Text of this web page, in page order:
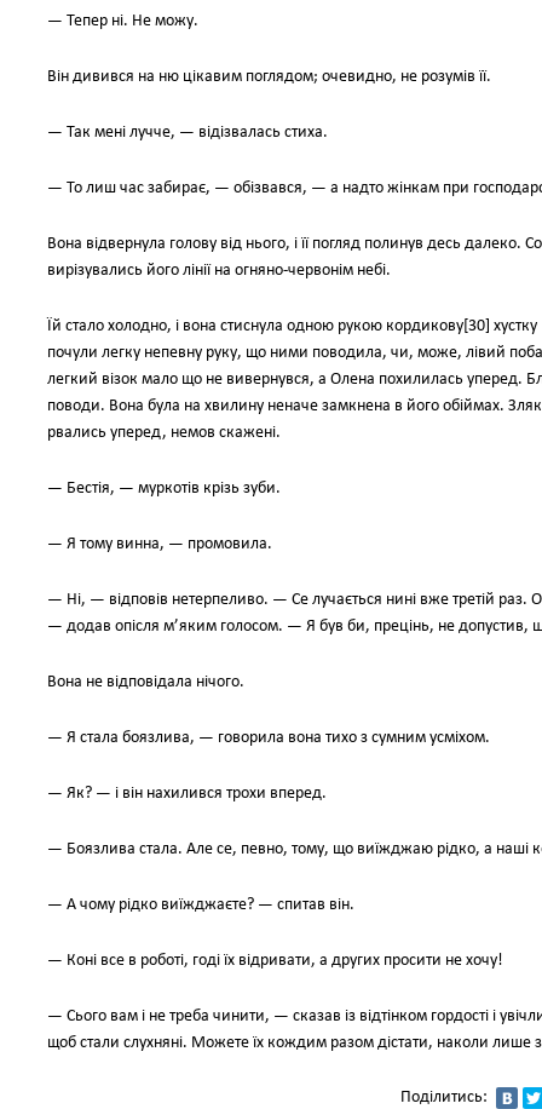
— Тепер ні. Не можу.
Він дивився на ню цікавим поглядом; очевидно, не розумів її.
— Так мені лучче, — відізвалась стиха.
— То лиш час забирає, — обізвався, — а надто жінкам при
Вона відвернула голову від нього, і її погляд полинув десь далеко.
вирізувались його лінії на огняно-червонім небі.
Їй стало холодно, і вона стиснула одною рукою кордикову[30] хустку
почули легку непевну руку, що ними поводила, чи, може, лівий
легкий візок мало що не вивернувся, а Олена похилилась уперед.
поводи. Вона була на хвилину неначе замкнена в його обіймах.
рвались уперед, немов скажені.
— Бестія, — муркотів крізь зуби.
— Я тому винна, — промовила.
— Ні, — відповів нетерпеливо. — Се лучається нині вже третій раз.
— додав опісля м’яким голосом. — Я був би, прецінь, не допустив,
Вона не відповідала нічого.
— Я стала боязлива, — говорила вона тихо з сумним усміхом.
— Як? — і він нахилився трохи вперед.
— Боязлива стала. Але се, певно, тому, що виїжджаю рідко, а наші
— А чому рідко виїжджаєте? — спитав він.
— Коні все в роботі, годі їх відривати, а других просити не хочу!
— Сього вам і не треба чинити, — сказав із відтінком гордості і
щоб стали слухняні. Можете їх кождим разом дістати, наколи лише
Поділитись: